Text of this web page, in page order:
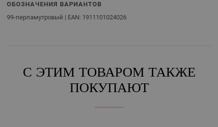
ОБОЗНАЧЕНИЯ ВАРИАНТОВ
99-перламутровый | EAN: 1911101024026
С ЭТИМ ТОВАРОМ ТАКЖЕ
ПОКУПАЮТ